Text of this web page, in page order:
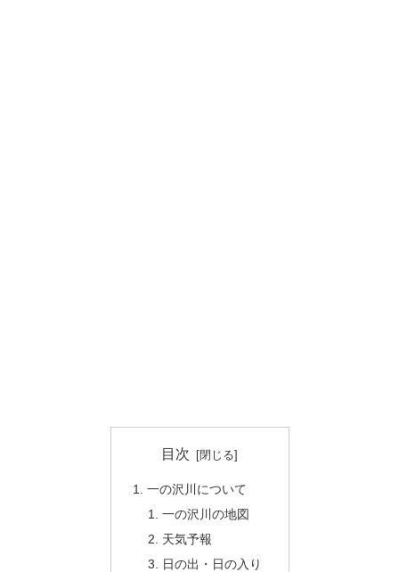
目次
一の沢川について
一の沢川の地図
天気予報
日の出・日の入り